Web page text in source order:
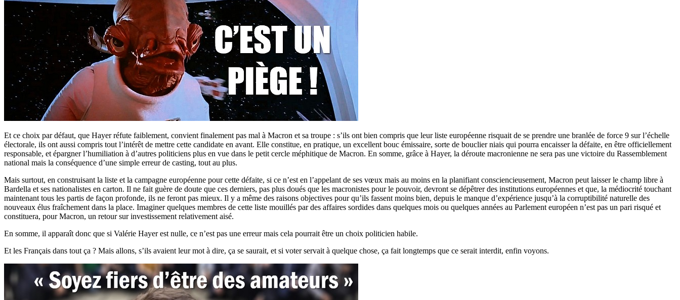
Et ce choix par défaut, que Hayer réfute faiblement, convient finalement pas mal à Macron et sa troupe : s’ils ont bien compris que leur liste européenne risquait de se prendre une branlée de force 9 sur l’échelle
électorale, ils ont aussi compris tout l’intérêt de mettre cette candidate en avant. Elle constitue, en pratique, un excellent bouc émissaire, sorte de bouclier niais qui pourra encaisser la défaite, en être officiellement
responsable, et épargner l’humiliation à d’autres politiciens plus en vue dans le petit cercle méphitique de Macron. En somme, grâce à Hayer, la déroute macronienne ne sera pas une victoire du Rassemblement
national mais la conséquence d’une simple erreur de casting, tout au plus.
Mais surtout, en construisant la liste et la campagne européenne pour cette défaite, si ce n’est en l’appelant de ses vœux mais au moins en la planifiant consciencieusement, Macron peut laisser le champ libre à
Bardella et ses nationalistes en carton. Il ne fait guère de doute que ces derniers, pas plus doués que les macronistes pour le pouvoir, devront se dépêtrer des institutions européennes et que, la médiocrité touchant
maintenant tous les partis de façon profonde, ils ne feront pas mieux. Il y a même des raisons objectives pour qu’ils fassent moins bien, depuis le manque d’expérience jusqu’à la corruptibilité naturelle des
nouveaux élus fraîchement dans la place. Imaginer quelques membres de cette liste mouillés par des affaires sordides dans quelques mois ou quelques années au Parlement européen n’est pas un pari risqué et
constituera, pour Macron, un retour sur investissement relativement aisé.
En somme, il apparaît donc que si Valérie Hayer est nulle, ce n’est pas une erreur mais cela pourrait être un choix politicien habile.
Et les Français dans tout ça ? Mais allons, s’ils avaient leur mot à dire, ça se saurait, et si voter servait à quelque chose, ça fait longtemps que ce serait interdit, enfin voyons.